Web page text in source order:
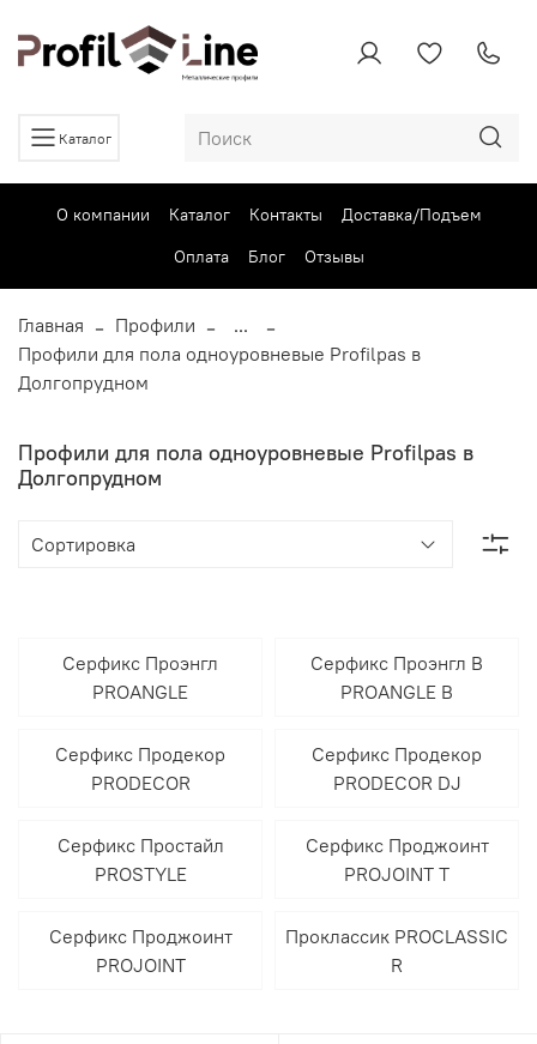
Каталог
О компании Каталог Контакты
Доставка/Подъем
Оплата
Блог Отзывы
Главная Профили
...
Профили для пола одноуровневые Profilpas в
Долгопрудном
Профили для пола одноуровневые Profilpas в
Долгопрудном
Серфикс Проэнгл
PROANGLE
Серфикс Проэнгл В
PROANGLE B
Серфикс Продекор
PRODECOR
Серфикс Продекор
PRODECOR DJ
Серфикс Простайл
PROSTYLE
Серфикс Проджоинт
PROJOINT T
Серфикс Проджоинт
PROJOINT
Проклассик PROCLASSIC
R